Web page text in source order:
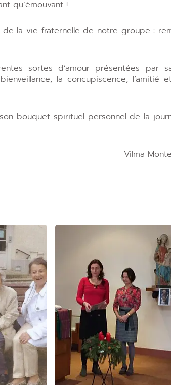
qu’émouvant !
de la vie fraternelle de notre groupe :
sortes d’amour présentées par
la concupiscence, l’amitié
bouquet spirituel personnel de la
Vilma